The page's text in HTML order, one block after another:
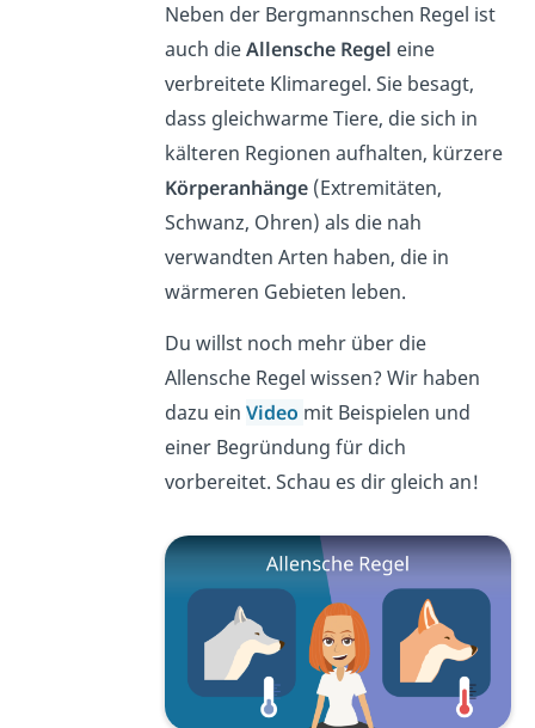
Neben der Bergmannschen Regel ist
auch dieAllensche Regel eine
verbreitete Klimaregel. Sie besagt,
dass gleichwarme Tiere, die sich in
kälteren Regionen aufhalten, kürzere
Körperanhänge (Extremitäten,
Schwanz, Ohren) als die nah
verwandten Arten haben, die in
wärmeren Gebieten leben.
Du willst noch mehr über die
Allensche Regel wissen? Wir haben
dazu einVideo mit Beispielen und
einer Begründung für dich
vorbereitet. Schau es dir gleich an!